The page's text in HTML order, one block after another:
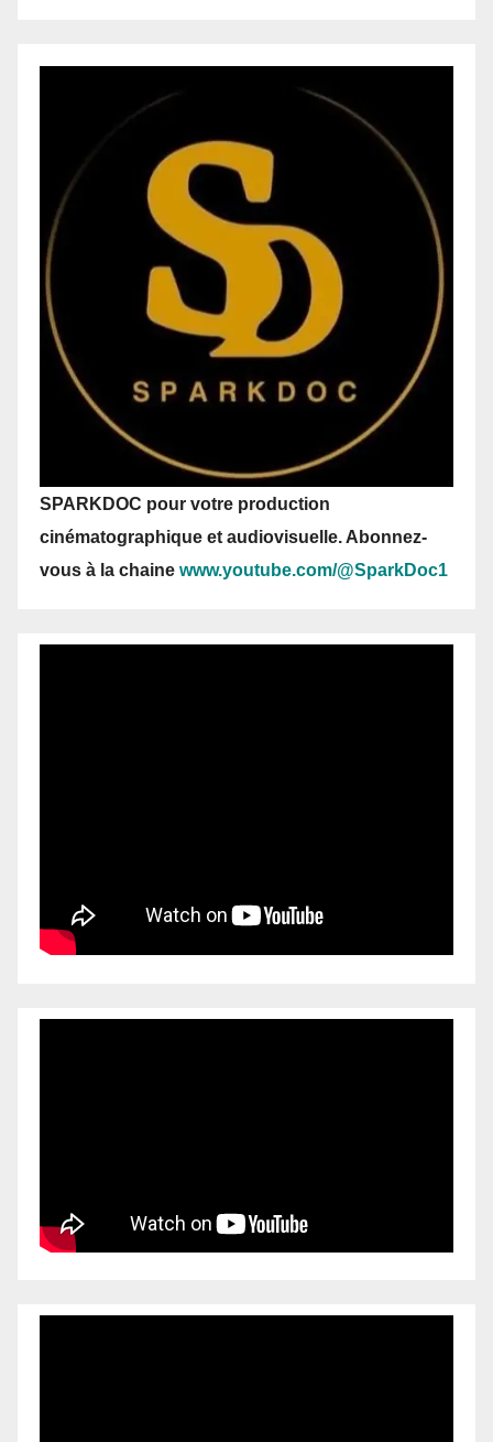
SPARKDOC pour votre production
cinématographique et audiovisuelle. Abonnez-
vous à la chaine www.youtube.com/@SparkDoc1